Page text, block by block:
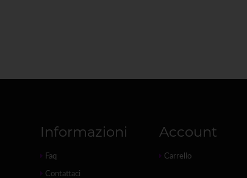
Informazioni
Faq
Contattaci
Account
Carrello